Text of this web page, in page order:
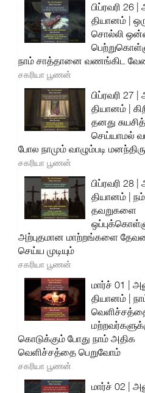
பிப்ரவரி 26
தியானம் |
சொல்லி
நாம் சாத்தானை வணங்கிட
சகரியா பூணன்
பிப்ரவரி 27
தியானம் |
தனது
செய்யாமல்
போல நாமும் வாழும்படி
சகரியா பூணன்
பிப்ரவரி 28
தியானம் |
தவறுகளை
அற்புதமான மாற்றங்களை
செய்ய முடியும்
சகரியா பூணன்
மார்ச் 01 |
தியானம் |
கொடுக்கும் போது நாம் அதிக
வெளிச்சத்தை பெறுவோம்
சகரியா பூணன்
மார்ச் 02 |